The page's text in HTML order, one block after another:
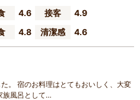
4.6 接客
4.9
4.8 清潔感 4.6
。 宿のお料理はとてもおいしく、大変
族風呂として…